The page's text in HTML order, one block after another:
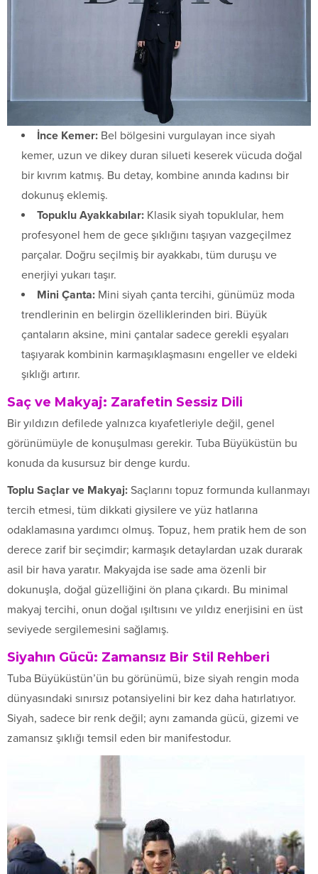
İnce Kemer: Bel bölgesini vurgulayan ince siyah
kemer, uzun ve dikey duran silueti keserek vücuda doğal
bir kıvrım katmış. Bu detay, kombine anında kadınsı bir
dokunuş eklemiş.
Topuklu Ayakkabılar: Klasik siyah topuklular, hem
profesyonel hem de gece şıklığını taşıyan vazgeçilmez
parçalar. Doğru seçilmiş bir ayakkabı, tüm duruşu ve
enerjiyi yukarı taşır.
Mini Çanta: Mini siyah çanta tercihi, günümüz moda
trendlerinin en belirgin özelliklerinden biri. Büyük
çantaların aksine, mini çantalar sadece gerekli eşyaları
taşıyarak kombinin karmaşıklaşmasını engeller ve eldeki
şıklığı artırır.
Saç ve Makyaj: Zarafetin Sessiz Dili
Bir yıldızın defilede yalnızca kıyafetleriyle değil, genel
görünümüyle de konuşulması gerekir. Tuba Büyüküstün bu
konuda da kusursuz bir denge kurdu.
Toplu Saçlar ve Makyaj: Saçlarını topuz formunda kullanmayı
tercih etmesi, tüm dikkati giysilere ve yüz hatlarına
odaklamasına yardımcı olmuş. Topuz, hem pratik hem de son
derece zarif bir seçimdir; karmaşık detaylardan uzak durarak
asil bir hava yaratır. Makyajda ise sade ama özenli bir
dokunuşla, doğal güzelliğini ön plana çıkardı. Bu minimal
makyaj tercihi, onun doğal ışıltısını ve yıldız enerjisini en üst
seviyede sergilemesini sağlamış.
Siyahın Gücü: Zamansız Bir Stil Rehberi
Tuba Büyüküstün’ün bu görünümü, bize siyah rengin moda
dünyasındaki sınırsız potansiyelini bir kez daha hatırlatıyor.
Siyah, sadece bir renk değil; aynı zamanda gücü, gizemi ve
zamansız şıklığı temsil eden bir manifestodur.